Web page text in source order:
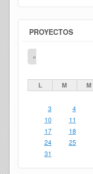
PROYECTOS
«
L M M
3
4
10
11
17
18
24
25
31